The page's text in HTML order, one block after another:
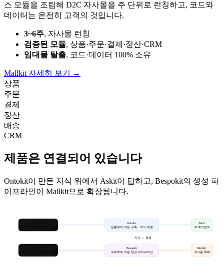
스 모듈을 조립해 D2C 자사몰을 주 단위로 런칭하고, 코드와
데이터는 온전히 고객의 것입니다.
3~6주, 자사몰 런칭
검증된 모듈, 상품·주문·결제·정산·CRM
임대몰 탈출, 코드·데이터 100% 소유
Mallkit 자세히 보기
→
상품
주문
결제
정산
배송
CRM
제품은 연결되어 있습니다
Ontokit이 만든 지식 위에서 Askit이 답하고, Bespokit의 생성 파
이프라인이 Mallkit으로 확장됩니다.
Ontokit
온톨로지 자동 구축 · 지식 계층
Bespokit
프로젝트 자동 생성 파이프라인
지식 ↔ 생성
Askit
AI 에이전트
Mallkit
자사몰 특화